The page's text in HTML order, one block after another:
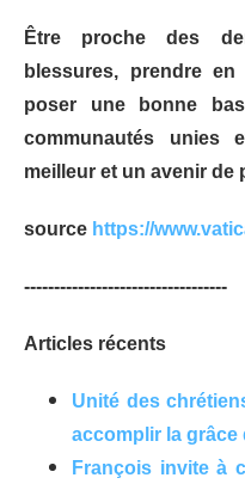
Être proche des
blessures, prendre
poser une bonne
communautés unies
meilleur et un avenir de
source https://
----------------------------------
Articles récents
Unité des
accomplir la grâce
François invite à